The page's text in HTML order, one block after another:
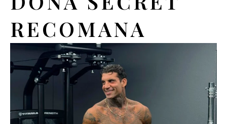
RECOMANA